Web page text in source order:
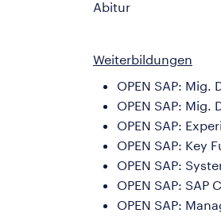
Abitur
Weiterbildungen
OPEN SAP:
OPEN SAP:
OPEN SAP:
OPEN SAP: Key
OPEN SAP:
OPEN SAP:
OPEN SAP: